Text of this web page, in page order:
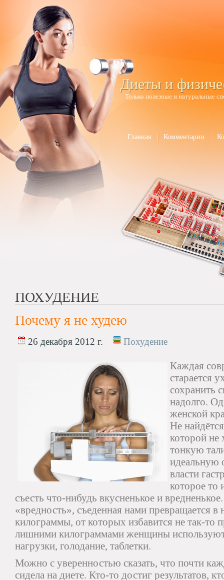
Диеты и
Только полезные и натуральные
Главная Комментарии
ПОХУДЕНИЕ
Почему я не худею
26 декабря 2012 г. Похудение
Каждая
старается
сохранить
надолго.
женской
Не
которой не
тонкую
идеальную
власти
которое то
съесть что-нибудь вкусненькое и
«вредность», съеденная нами превращается
килограммы, от которых избавится не так-то
лишними килограммами женщины
нагрузки, голодание, таблетки.
Можно с уверенностью сказать, что почти
сидела на диете. Кто-то достиг результатов,